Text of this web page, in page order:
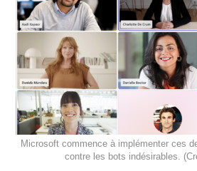
Microsoft commence à implémenter ces
contre les bots indésirables.